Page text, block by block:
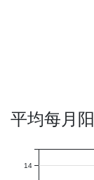
平均每月
14